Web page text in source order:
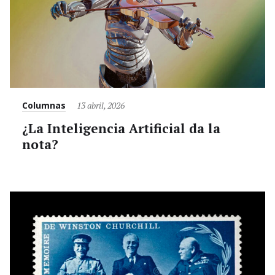
Category
Columnas
Posted
13 abril, 2026
¿La Inteligencia Artificial da la
nota?